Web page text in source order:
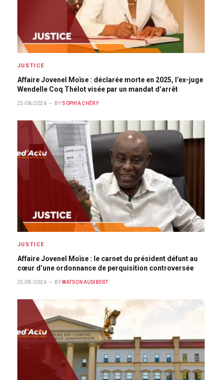
JUSTICE
Affaire Jovenel Moïse : déclarée morte en 2025, l’ex-juge
Wendelle Coq Thélot visée par un mandat d’arrêt
25/06/2026 BY SOPHIA CHÉRY
JUSTICE
Affaire Jovenel Moïse : le carnet du président défunt au
cœur d’une ordonnance de perquisition controversée
25/05/2026 BY WATSON AUDIBERT